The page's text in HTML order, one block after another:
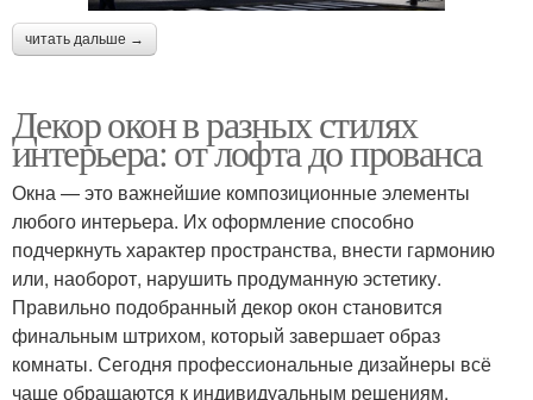
читать дальше →
Декор окон в разных стилях
интерьера: от лофта до прованса
Окна — это важнейшие композиционные элементы
любого интерьера. Их оформление способно
подчеркнуть характер пространства, внести гармонию
или, наоборот, нарушить продуманную эстетику.
Правильно подобранный декор окон становится
финальным штрихом, который завершает образ
комнаты. Сегодня профессиональные дизайнеры всё
чаще обращаются к индивидуальным решениям,